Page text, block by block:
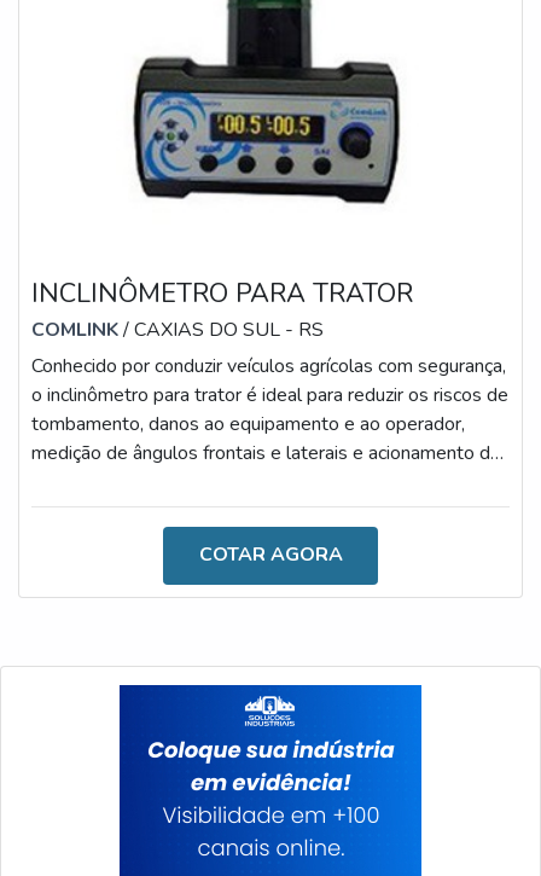
INCLINÔMETRO PARA TRATOR
COMLINK/ CAXIAS DO SUL - RS
Conhecido por conduzir veículos agrícolas com segurança,
o inclinômetro para trator é ideal para reduzir os riscos de
tombamento, danos ao equipamento e ao operador,
medição de ângulos frontais e laterais e acionamento de
salientar que, dentre as principais informações técnicas
configuração; Inclinações laterais e frontais; Download de
eventos via USB; Alimentação de 8Vcc e 36Vcc; Grau de
COTAR AGORA